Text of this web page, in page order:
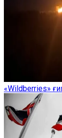
«Wildberries»